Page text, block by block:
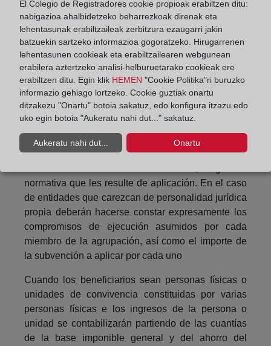
Cuando los beneficiarios sean personas físicas
deberán poseer la nacionalidad española, o la de
alguno de los Estados miembros de la Unión
Europea o del Espacio Económico Europeo, Suiza,
o el parentesco determinado por la normativa que
sea de aplicación. En el caso de los extranjeros no
comunitarios deberán tener residencia legal en
España.
Cuando sean personas jurídicas deberán acreditar
o declarar expresamente en su solicitud que se
normativa que les resulte de aplicación. En el caso
de entidades que carezcan de personalidad jurídica
propia deberán hacerse constar expresamente los
compromisos de ejecución asumidos por cada
miembro de la agrupación, así como el importe de
la subvención a aplicar por cada uno
Cuando los beneficiarios sean personas físicas o
unidades de convivencia constituidas por varias
personas físicas e los ingresos de la persona o
unidad se contabilizarán partiendo de las cuantías
de la base imponible general y del ahorro del
El Colegio de Registradores cookie propioak erabiltzen ditu:
nabigazioa ahalbidetzeko beharrezkoak direnak eta
lehentasunak erabiltzaileak zerbitzura ezaugarri jakin
batzuekin sartzeko informazioa gogoratzeko. Hirugarrenen
lehentasunen cookieak eta erabiltzailearen webgunean
erabilera aztertzeko analisi-helburuetarako cookieak ere
erabiltzen ditu. Egin klik HEMEN "Cookie Politika"ri buruzko
informazio gehiago lortzeko. Cookie guztiak onartu
ditzakezu "Onartu" botoia sakatuz, edo konfigura itzazu edo
uko egin botoia "Aukeratu nahi dut..." sakatuz.
Aukeratu nahi dut... Onartu